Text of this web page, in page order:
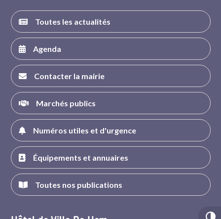
Toutes les actualités
Agenda
Contacter la mairie
Marchés publics
Numéros utiles et d'urgence
Équipements et annuaires
Toutes nos publications